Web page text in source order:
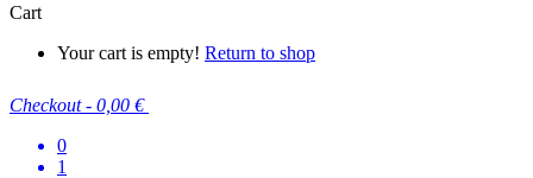
Cart
Your cart is empty! Return to shop
Checkout - 0,00 €
0
1